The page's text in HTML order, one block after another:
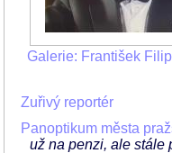
Galerie: František
Zuřivý reportér
Panoptikum města
už na penzi, ale stále